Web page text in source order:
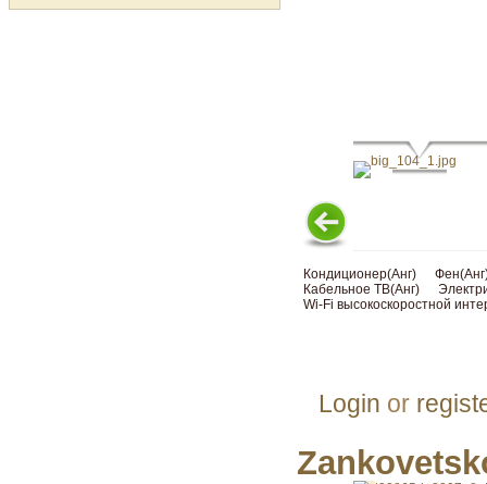
Кондиционер(Анг)
Кабельное ТВ(Анг)
Wi-Fi высокоскоростной
Login or